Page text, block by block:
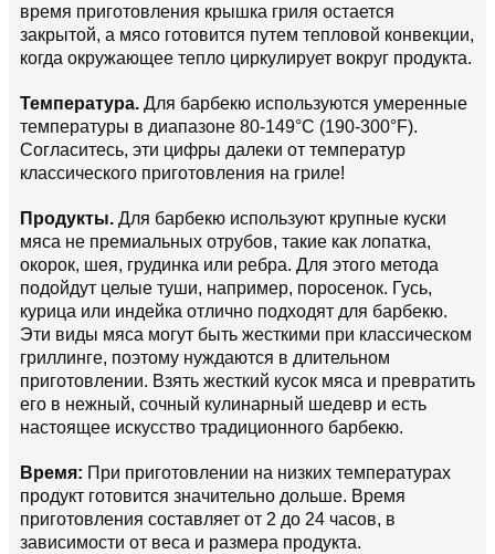
время приготовления крышка гриля остается
закрытой, а мясо готовится путем тепловой конвекции,
когда окружающее тепло циркулирует вокруг продукта.
Температура. Для барбекю используются умеренные
температуры в диапазоне 80-149°C (190-300°F).
Согласитесь, эти цифры далеки от температур
классического приготовления на гриле!
Продукты. Для барбекю используют крупные куски
мяса не премиальных отрубов, такие как лопатка,
окорок, шея, грудинка или ребра. Для этого метода
подойдут целые туши, например, поросенок. Гусь,
курица или индейка отлично подходят для барбекю.
Эти виды мяса могут быть жесткими при классическом
гриллинге, поэтому нуждаются в длительном
приготовлении. Взять жесткий кусок мяса и превратить
его в нежный, сочный кулинарный шедевр и есть
настоящее искусство традиционного барбекю.
Время: При приготовлении на низких температурах
продукт готовится значительно дольше. Время
приготовления составляет от 2 до 24 часов, в
зависимости от веса и размера продукта.